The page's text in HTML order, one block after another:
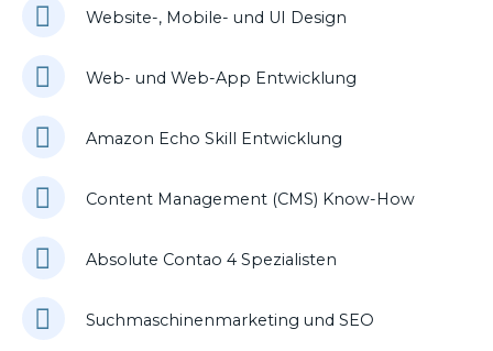
Website-, Mobile- und UI Design
Web- und Web-App Entwicklung
Amazon Echo Skill Entwicklung
Content Management (CMS) Know-How
Absolute Contao 4 Spezialisten
Suchmaschinenmarketing und SEO